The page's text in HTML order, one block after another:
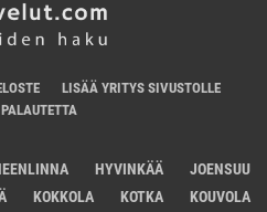
LISÄÄ YRITYS SIVUSTOLLE
HYVINKÄÄ
JOENSUU
KOKKOLA KOTKA KOUVOLA